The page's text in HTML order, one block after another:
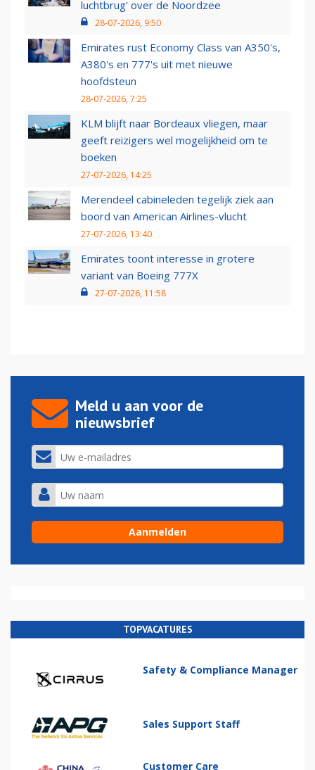
luchtbrug' over de Noordzee
28-07-2026, 9:50
Emirates rust Economy Class van A350's,
A380's en 777's uit met nieuwe
hoofdsteun
28-07-2026, 7:25
KLM blijft naar Bordeaux vliegen, maar
geeft reizigers wel mogelijkheid om te
boeken
27-07-2026, 14:25
Merendeel cabineleden tegelijk ziek aan
boord van American Airlines-vlucht
27-07-2026, 13:40
Emirates toont interesse in grotere
variant van Boeing 777X
27-07-2026, 11:58
Meld u aan voor de
nieuwsbrief
TOPVACATURES
Safety & Compliance Manager
Sales Support Staff
Customer Care